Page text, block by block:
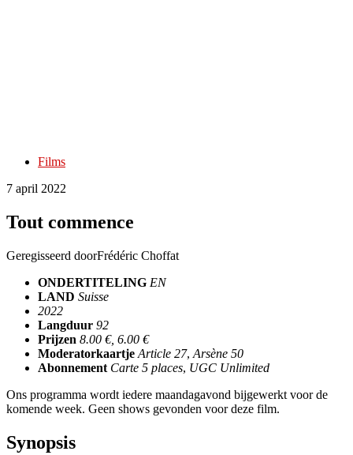
Films
7 april 2022
Tout commence
Geregisseerd doorFrédéric Choffat
ONDERTITELING EN
LAND Suisse
2022
Langduur 92
Prijzen 8.00 €, 6.00 €
Moderatorkaartje Article 27, Arsène 50
Abonnement Carte 5 places, UGC Unlimited
Ons programma wordt iedere maandagavond bijgewerkt voor de
komende week. Geen shows gevonden voor deze film.
Synopsis